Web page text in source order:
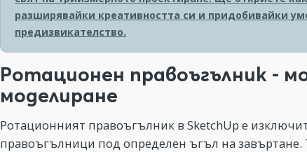
разширявайки креативността си и придобивайки
предизвикателство.
Ротационен правоъгълник -
моделиране
Ротационният правоъгълник в SketchUp е
правоъгълници под определен ъгъл на